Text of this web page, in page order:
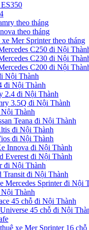
theo tháng
theo tháng
xe Mer Sprinter theo tháng
C250 đi Nội
C230 đi Nội
C200 đi Nội
Nội Thành
đi Nội Thành
2.4 đi Nội Thành
3.5Q đi Nội Thành
Thành
Teana đi Nội Thành
đi Nội Thành
đi Nội Thành
Innova đi Nội Thành
Everest đi Nội Thành
đi Nội Thành
Transit đi Nội Thành
Mercedes Sprinter đi Nội
Thành
45 chỗ đi Nội Thành
45 chỗ đi Nội
xe Mer Sprinter 16 chỗ